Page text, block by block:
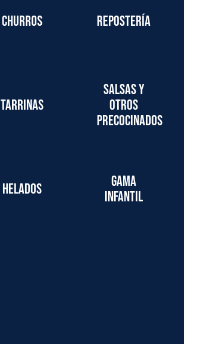
Churros Repostería
Tarrinas
Salsas y
otros
precocinados
Helados
Gama
infantil